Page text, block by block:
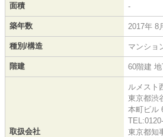
面積 -
築年数 2017年 8
種別/構造 マンショ
階建 60階建
取扱会社
ルメスト
東京都渋
本町ビル
東京都知